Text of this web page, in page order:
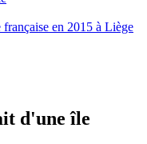
en 2015 à Liège
d'une île